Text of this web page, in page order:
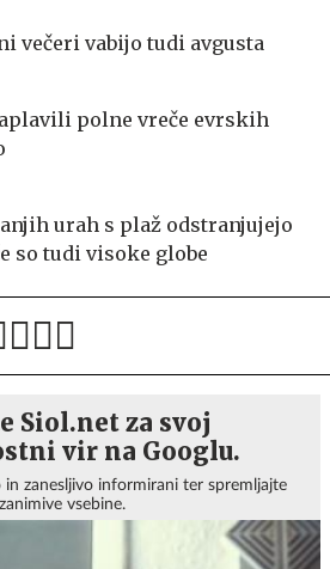
večeri vabijo tudi avgusta
polne vreče evrskih
urah s plaž odstranjujejo
so tudi visoke globe
Siol.net za svoj
vir na Googlu.
in zanesljivo informirani ter spremljajte
vsebine.